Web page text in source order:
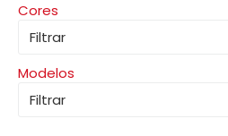
Cores
Filtrar
Modelos
Filtrar